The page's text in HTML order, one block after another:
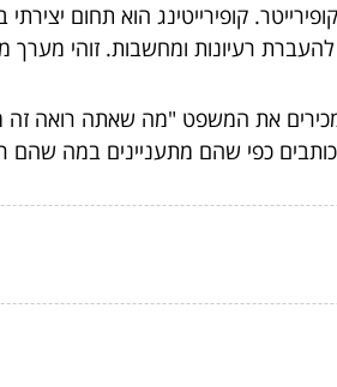
קופירייטינג הוא תחום
רעיונות ומחשבות. זוהי מערך
מכירים את המשפט "מה שאתה רואה
כפי שהם מתעניינים במה שהם